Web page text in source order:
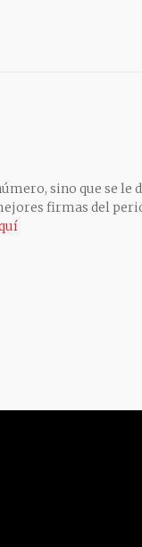
sino que se le
firmas del